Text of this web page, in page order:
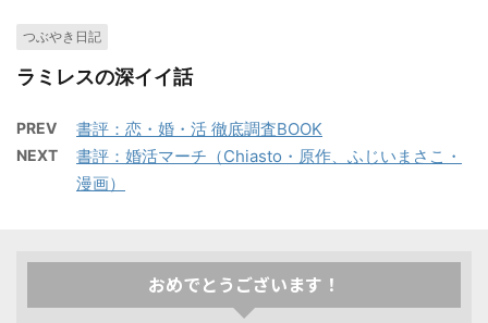
つぶやき日記
ラミレスの深イイ話
PREV 書評：恋・婚・活 徹底調査BOOK
NEXT
書評：婚活マーチ（Chiasto・原作、ふじいまさこ・
漫画）
おめでとうございます！